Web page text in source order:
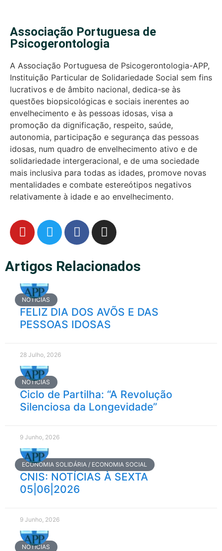
Associação Portuguesa de
Psicogerontologia
A Associação Portuguesa de Psicogerontologia-APP,
Instituição Particular de Solidariedade Social sem fins
lucrativos e de âmbito nacional, dedica-se às
questões biopsicológicas e sociais inerentes ao
envelhecimento e às pessoas idosas, visa a
promoção da dignificação, respeito, saúde,
autonomia, participação e segurança das pessoas
idosas, num quadro de envelhecimento ativo e de
solidariedade intergeracional, e de uma sociedade
mais inclusiva para todas as idades, promove novas
mentalidades e combate estereótipos negativos
relativamente à idade e ao envelhecimento.
Artigos Relacionados
NOTÍCIAS
FELIZ DIA DOS AVÕS E DAS
PESSOAS IDOSAS
28 Julho, 2026
NOTÍCIAS
Ciclo de Partilha: “A Revolução
Silenciosa da Longevidade”
9 Junho, 2026
ECONOMIA SOLIDÁRIA / ECONOMIA SOCIAL
CNIS: NOTÍCIAS À SEXTA
05|06|2026
9 Junho, 2026
NOTÍCIAS